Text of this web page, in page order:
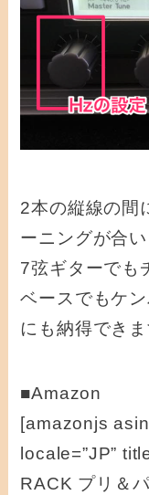
2本の縦線の間
ーニングが合い
7弦ギターでも
ベースでもケ
にも納得できま
■Amazon
[amazonjs
locale=”JP”
RACK プリ＆